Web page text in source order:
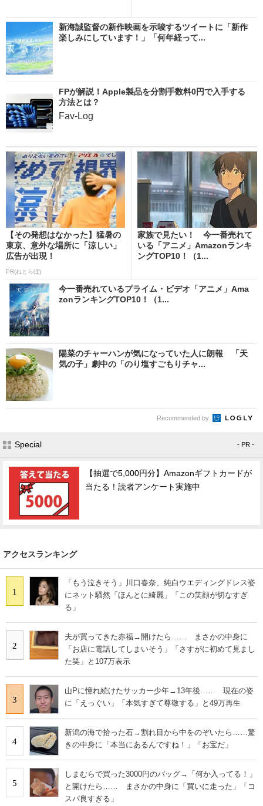
新海誠監督の新作映画を示唆するツイートに「新作
楽しみにしています！」「何年経って...
FPが解説！Apple製品を分割手数料0円で入手する
方法とは？
Fav-Log
【その発想はなかった】猛暑の
東京、意外な場所に「涼しい」
広告が出現！
PR(ねとらぼ)
家族で見たい！ 今一番売れて
いる「アニメ」Amazonランキ
ングTOP10！（1...
今一番売れているプライム・ビデオ「アニメ」Ama
zonランキングTOP10！（1...
陽菜のチャーハンが気になっていた人に朗報 「天
気の子」劇中の「のり塩すごもりチャ...
Recommended by
Special - PR -
【抽選で5,000円分】Amazonギフトカードが
当たる！読者アンケート実施中
アクセスランキング
1
「もう泣きそう」川口春奈、純白ウエディングドレス姿
にネット騒然「ほんとに綺麗」「この笑顔が切なすぎ
る」
2
夫が買ってきた赤福→開けたら…… まさかの中身に
「お店に電話してしまいそう」「さすがに初めて見まし
た笑」と107万表示
3
山Pに憧れ続けたサッカー少年→13年後…… 現在の姿
に「えっぐい」「本気すぎて尊敬する」と49万再生
4
新潟の海で拾った石→割れ目から中をのぞいたら……驚
きの中身に「本当にあるんですね！」「お宝だ」
5
しまむらで買った3000円のバッグ→「何か入ってる！」
と開けたら…… まさかの中身に「買いに走った」「コ
スパ良すぎる」